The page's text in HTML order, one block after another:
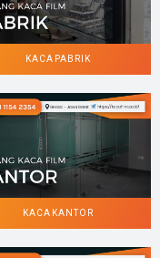
KACA PABRIK
KACA KANTOR